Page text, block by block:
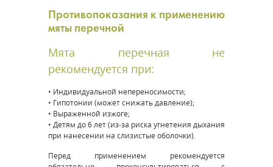
Противопоказания к применению
мяты перечной
Мята перечная не
рекомендуется при:
• Индивидуальной непереносимости;
• Гипотонии (может снижать давление);
• Выраженной изжоге;
• Детям до 6 лет (из-за риска угнетения дыхания
при нанесении на слизистые оболочки).
Перед применением рекомендуется